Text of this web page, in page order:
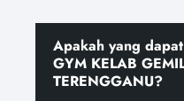
Apakah yang
GYM KELAB
TERENGGANU?